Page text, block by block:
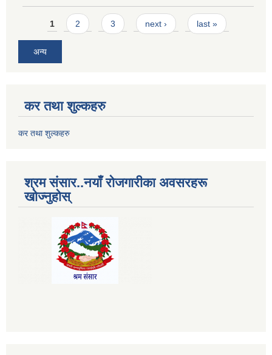
Pages
1 2 3 next › last »
अन्य
कर तथा शुल्कहरु
कर तथा शुल्कहरु
श्रम संसार..नयाँ रोजगारीका अवसरहरू
खोज्नुहोस्